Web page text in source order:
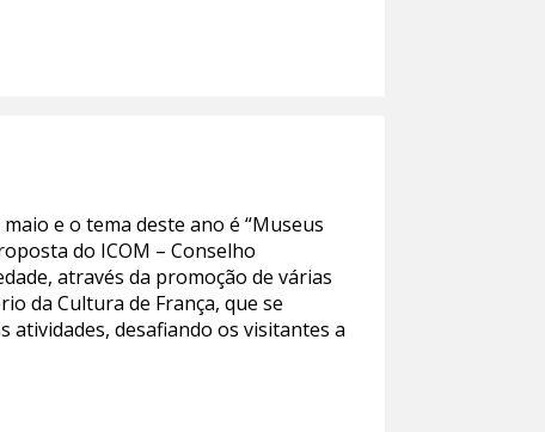
e o tema deste ano é “Museus
do ICOM – Conselho
através da promoção de várias
da Cultura de França, que se
atividades, desafiando os visitantes a